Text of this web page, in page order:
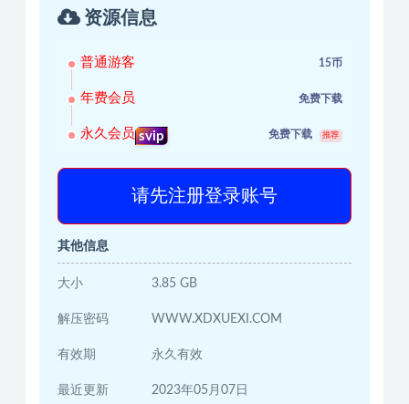
资源信息
普通游客 15币
年费会员 免费下载
永久会员 svip 免费下载 推荐
请先注册登录账号
其他信息
大小 3.85 GB
解压密码 WWW.XDXUEXI.COM
有效期 永久有效
最近更新 2023年05月07日